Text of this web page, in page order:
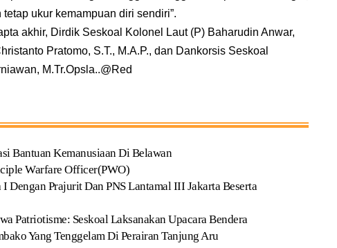
ukur kemampuan diri sendiri”.
akhir, Dirdik Seskoal Kolonel Laut (P) Baharudin Anwar,
Pratomo, S.T., M.A.P., dan Dankorsis Seskoal
M.Tr.Opsla..@Red
Bantuan Kemanusiaan Di Belawan
Warfare Officer(PWO)
Dengan Prajurit Dan PNS Lantamal III Jakarta Beserta
Patriotisme: Seskoal Laksanakan Upacara Bendera
Yang Tenggelam Di Perairan Tanjung Aru